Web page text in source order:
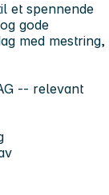
et spennende
gode
med mestring,
-- relevant